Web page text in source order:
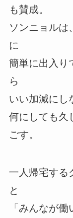
も賛成。
ソンニョルは
に
簡単に出入り
ら
いい加減にし
何にしても久
ごす。
一人帰宅する
と
「みんなが